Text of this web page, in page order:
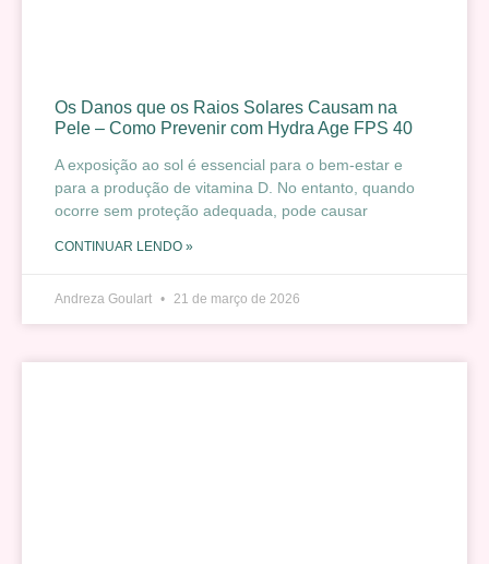
Os Danos que os Raios Solares Causam na
Pele – Como Prevenir com Hydra Age FPS 40
A exposição ao sol é essencial para o bem-estar e
para a produção de vitamina D. No entanto, quando
ocorre sem proteção adequada, pode causar
CONTINUAR LENDO »
Andreza Goulart 21 de março de 2026